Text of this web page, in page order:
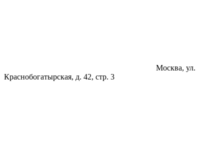
Москва, ул.
Краснобогатырская, д. 42, стр. 3